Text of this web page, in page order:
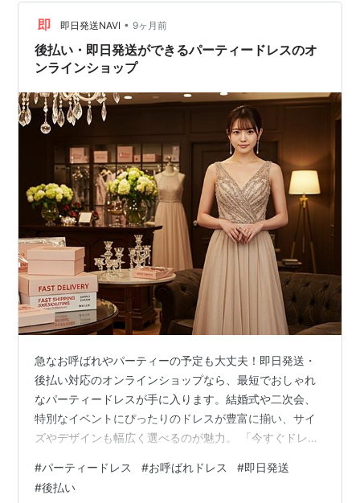
即日発送NAVI • 9ヶ月前
後払い・即日発送ができるパーティードレスのオ
ンラインショップ
急なお呼ばれやパーティーの予定も大丈夫！即日発送・
後払い対応のオンラインショップなら、最短でおしゃれ
なパーティードレスが手に入ります。結婚式や二次会、
特別なイベントにぴったりのドレスが豊富に揃い、サイ
ズやデザインも幅広く選べるのが魅力。 「今すぐドレス
たい」そんな方におすすめ。即日発送対応なら、注文し
たその日に発送され、最短翌日にお届け。忙しい方や急
#パーティードレス #お呼ばれドレス #即日発送
#後払い